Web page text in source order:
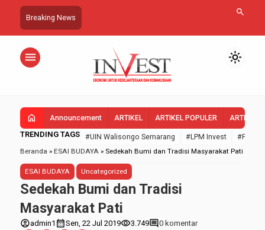
Breaking News search
menu light_mode
home Announcement ARTIKEL ARTIKEL POPULER ARTIKEL
TRENDING TAGS #UIN Walisongo Semarang #LPM Invest
#FEBI
Beranda » ESAI BUDAYA » Sedekah Bumi dan Tradisi Masyarakat Pati
ESAI BUDAYA Uncategorized
Sedekah Bumi dan Tradisi
Masyarakat Pati
account_circleadmin1 calendar_monthSen, 22 Jul 2019visibility3.749comment0 komentar